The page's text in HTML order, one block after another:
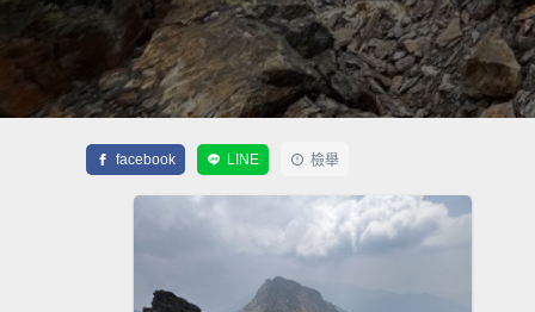
facebook LINE 檢舉